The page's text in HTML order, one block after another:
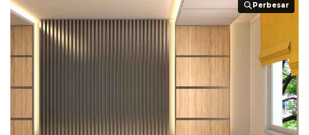
Perbesar
Perbesar